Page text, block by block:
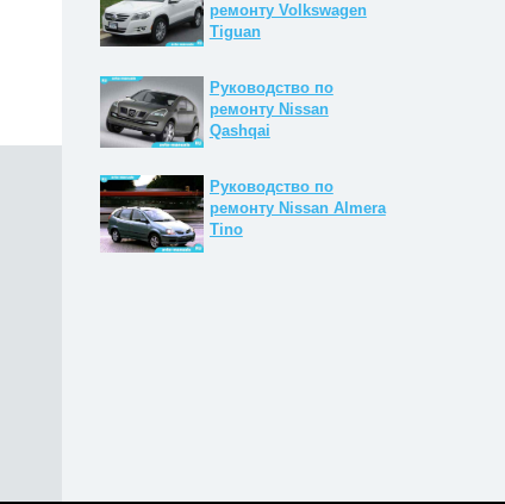
ремонту Volkswagen
Tiguan
Руководство по
ремонту Nissan
Qashqai
Руководство по
ремонту Nissan Almera
Tino